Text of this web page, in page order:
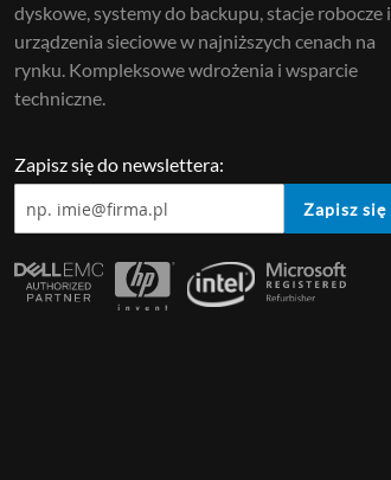
dyskowe, systemy do backupu, stacje robocze i
urządzenia sieciowe w najniższych cenach na
rynku. Kompleksowe wdrożenia i wsparcie
techniczne.
Zapisz się do newslettera:
Zapisz się